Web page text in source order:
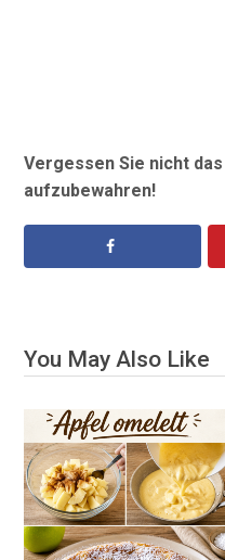
Vergessen Sie nicht
aufzubewahren!
You May Also Like